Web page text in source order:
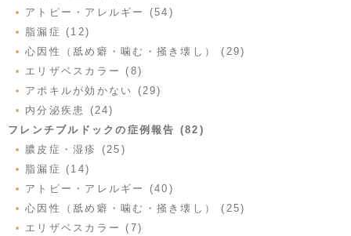
アトピー・アレルギー (54)
脂漏症 (12)
心因性（舐め癖・噛む・掻き壊し） (29)
エリザベスカラー (8)
アポキルが効かない (29)
内分泌疾患 (24)
フレンチブルドックの症例報告 (82)
膿皮症・湿疹 (25)
脂漏症 (14)
アトピー・アレルギー (40)
心因性（舐め癖・噛む・掻き壊し） (25)
エリザベスカラー (7)